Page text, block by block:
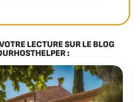
LECTURE SUR LE BLOG
: